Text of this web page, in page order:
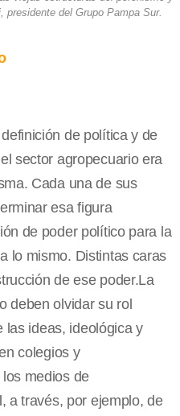
del Grupo Pampa Sur.
de política y de
sector agropecuario era
Cada una de sus
esa figura
de poder político para la
lo mismo. Distintas caras
de ese poder.La
deben olvidar su rol
las ideas, ideológica y
colegios y
medios de
a través, por ejemplo, de